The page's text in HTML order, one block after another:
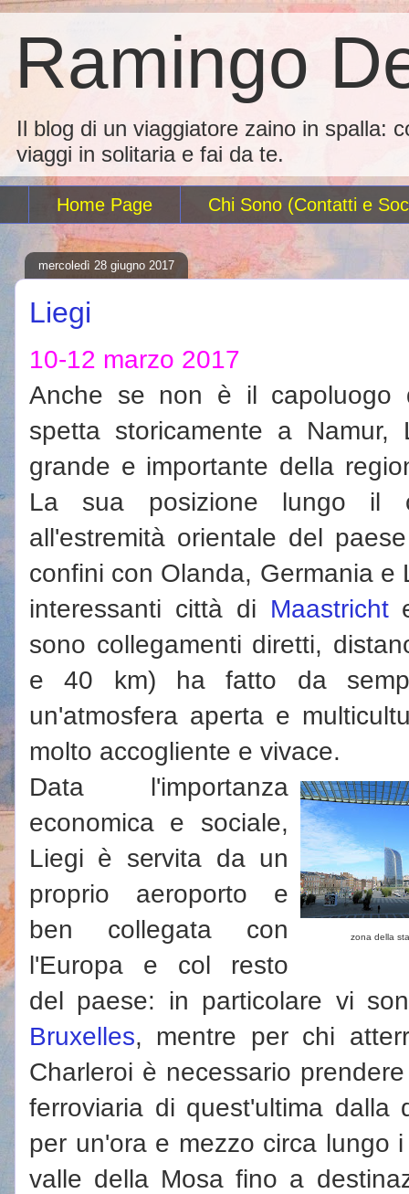
Ramingo
Il blog di un viaggiatore zaino in spalla:
viaggi in solitaria e fai da te.
Home Page Chi Sono (Contatti e
mercoledì 28 giugno 2017
Liegi
10-12 marzo 2017
Anche se non è il capoluogo
spetta storicamente a
grande e importante della
La sua posizione lungo il
all'estremità orientale del
confini con Olanda, Germania e
interessanti città di Maastricht
sono collegamenti diretti,
e 40 km) ha fatto da
un'atmosfera aperta e
molto accogliente e vivace.
zona della
Data l'importanza
economica e sociale,
Liegi è servita da un
proprio aeroporto e
ben collegata con
l'Europa e col resto
del paese: in particolare vi
Bruxelles, mentre per chi
Charleroi è necessario
ferroviaria di quest'ultima dalla
per un'ora e mezzo circa lungo
valle della Mosa fino a